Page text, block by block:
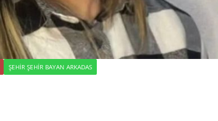
ŞEHIR ŞEHIR BAYAN ARKADAS